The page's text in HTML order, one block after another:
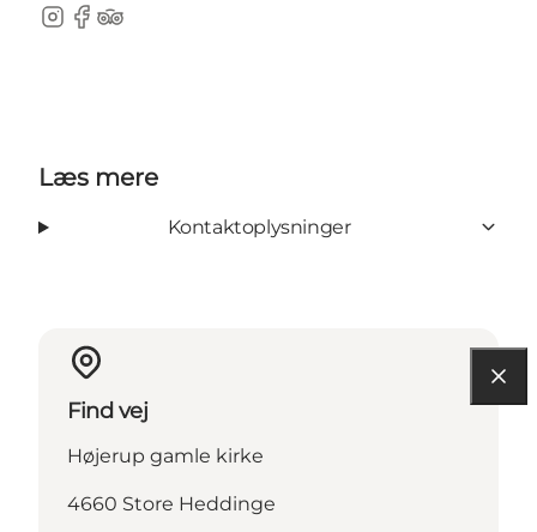
Instagram
Facebook
TripAdvisor
Læs mere
Kontaktoplysninger
Find vej
Højerup gamle kirke
4660 Store Heddinge